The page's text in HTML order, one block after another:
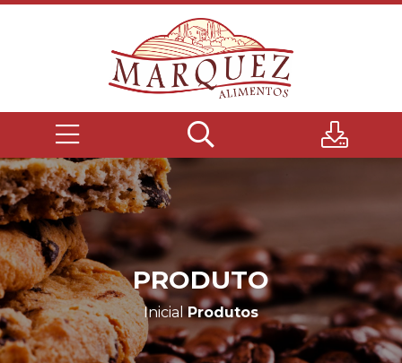
PRODUTO
Inicial Produtos